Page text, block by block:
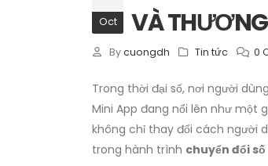
Oct
VÀ
By cuongdh Tin tức 0
Trong thời đại số, nơi người
Mini App đang nổi lên như một
không chỉ thay đổi cách người
trong hành trình chuyển đổi